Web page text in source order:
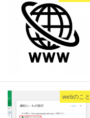
webのこと